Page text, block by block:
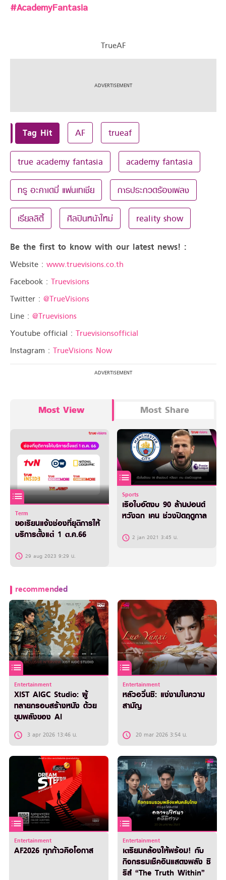
#AcademyFantasia
TrueAF
Tag Hit AF trueaf
true academy fantasia academy fantasia
ทรู อะคาเดมี่ แฟนเทเชีย การประกวดร้องเพลง
เรียลลิตี้ ศิลปินหน้าใหม่ reality show
Be the first to know with our latest news! :
Website : www.truevisions.co.th
Facebook : Truevisions
Twitter : @TrueVisions
Line : @Truevisions
Youtube official : Truevisionsofficial
Instagram : TrueVisions Now
Most View Most Share
Term
ขอเรียนแจ้งช่องที่ยุติการให้
บริการตั้งแต่ 1 ต.ค.66
29 aug 2023 9:29 น.
Sports
เรือใบอัดงบ 90 ล้านปอนด์
หวังฉก เคน ช่วงปิดฤดูกาล
2 jan 2021 3:45 น.
recommended
Entertainment
XIST AIGC Studio: ผู้
ทลายกรอบสร้างหนัง ด้วย
ขุมพลังของ AI
3 apr 2026 13:46 น.
Entertainment
หลัวอวิ๋นซี: แง่งามในความ
สามัญ
20 mar 2026 3:54 น.
Entertainment
AF2026 ทุกก้าวคือโอกาส
Entertainment
เตรียมกล้องให้พร้อม! กับ
กิจกรรมเช็คอินแสดงพลัง ซี
รีส์ “The Truth Within”